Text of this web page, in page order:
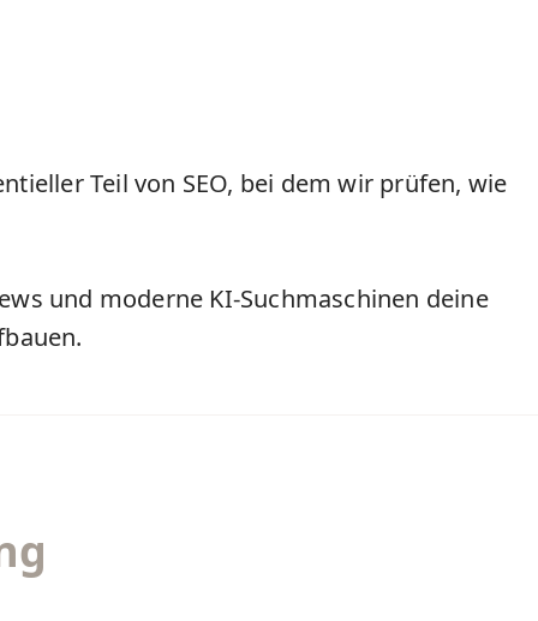
Teil von SEO, bei dem wir prüfen, wie
und moderne KI-Suchmaschinen deine